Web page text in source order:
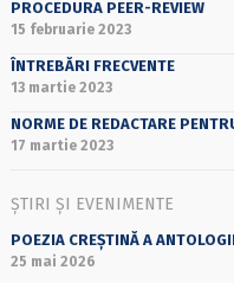
PROCEDURA PEER-REVIEW
15 februarie 2023
ÎNTREBĂRI FRECVENTE
13 martie 2023
NORME DE REDACTARE
17 martie 2023
ȘTIRI ȘI EVENIMENTE
POEZIA CREȘTINĂ A
25 mai 2026